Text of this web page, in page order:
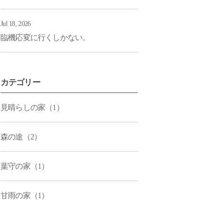
Jul 18, 2026
臨機応変に行くしかない。
カテゴリー
見晴らしの家（1）
森の途（2）
葉守の家（1）
甘雨の家（1）